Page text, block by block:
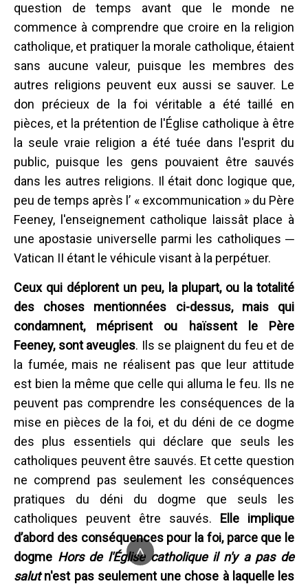
question de temps avant que le monde ne
commence à comprendre que croire en la religion
catholique, et pratiquer la morale catholique, étaient
sans aucune valeur, puisque les membres des
autres religions peuvent eux aussi se sauver. Le
don précieux de la foi véritable a été taillé en
pièces, et la prétention de l'Église catholique à être
la seule vraie religion a été tuée dans l'esprit du
public, puisque les gens pouvaient être sauvés
dans les autres religions. Il était donc logique que,
peu de temps après l’ « excommunication » du Père
Feeney, l'enseignement catholique laissât place à
une apostasie universelle parmi les catholiques ─
Vatican II étant le véhicule visant à la perpétuer.
Ceux qui déplorent un peu, la plupart, ou la totalité
des choses mentionnées ci-dessus, mais qui
condamnent, méprisent ou haïssent le Père
Feeney, sont aveugles. Ils se plaignent du feu et de
la fumée, mais ne réalisent pas que leur attitude
est bien la même que celle qui alluma le feu. Ils ne
peuvent pas comprendre les conséquences de la
mise en pièces de la foi, et du déni de ce dogme
des plus essentiels qui déclare que seuls les
catholiques peuvent être sauvés. Et cette question
ne comprend pas seulement les conséquences
pratiques du déni du dogme que seuls les
catholiques peuvent être sauvés. Elle implique
d’abord des conséquences pour la foi, parce que le
dogme Hors de l'Église catholique il n'y a pas de
salutn'est pas seulement une chose à laquelle les
^